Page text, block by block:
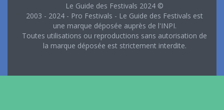
Le Guide des Festivals 2024 ©
2003 - 2024 - Pro Festivals - Le Guide des Festivals est
une marque déposée auprès de l'INPI.
Toutes utilisations ou reproductions sans autorisation de
la marque déposée est strictement interdite.